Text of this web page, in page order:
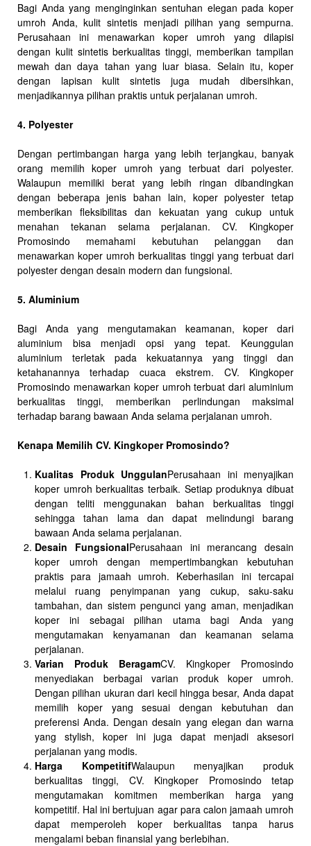
Bagi Anda yang menginginkan sentuhan elegan pada koper
umroh Anda, kulit sintetis menjadi pilihan yang sempurna.
Perusahaan ini menawarkan koper umroh yang dilapisi
dengan kulit sintetis berkualitas tinggi, memberikan tampilan
mewah dan daya tahan yang luar biasa. Selain itu, koper
dengan lapisan kulit sintetis juga mudah dibersihkan,
menjadikannya pilihan praktis untuk perjalanan umroh.
4. Polyester
Dengan pertimbangan harga yang lebih terjangkau, banyak
orang memilih koper umroh yang terbuat dari polyester.
Walaupun memiliki berat yang lebih ringan dibandingkan
dengan beberapa jenis bahan lain, koper polyester tetap
memberikan fleksibilitas dan kekuatan yang cukup untuk
menahan tekanan selama perjalanan. CV. Kingkoper
Promosindo memahami kebutuhan pelanggan dan
menawarkan koper umroh berkualitas tinggi yang terbuat dari
polyester dengan desain modern dan fungsional.
5. Aluminium
Bagi Anda yang mengutamakan keamanan, koper dari
aluminium bisa menjadi opsi yang tepat. Keunggulan
aluminium terletak pada kekuatannya yang tinggi dan
ketahanannya terhadap cuaca ekstrem. CV. Kingkoper
Promosindo menawarkan koper umroh terbuat dari aluminium
berkualitas tinggi, memberikan perlindungan maksimal
terhadap barang bawaan Anda selama perjalanan umroh.
Kenapa Memilih CV. Kingkoper Promosindo?
Kualitas Produk UnggulanPerusahaan ini menyajikan
koper umroh berkualitas terbaik. Setiap produknya dibuat
dengan teliti menggunakan bahan berkualitas tinggi
sehingga tahan lama dan dapat melindungi barang
bawaan Anda selama perjalanan.
Desain FungsionalPerusahaan ini merancang desain
koper umroh dengan mempertimbangkan kebutuhan
praktis para jamaah umroh. Keberhasilan ini tercapai
melalui ruang penyimpanan yang cukup, saku-saku
tambahan, dan sistem pengunci yang aman, menjadikan
koper ini sebagai pilihan utama bagi Anda yang
mengutamakan kenyamanan dan keamanan selama
perjalanan.
Varian Produk BeragamCV. Kingkoper Promosindo
menyediakan berbagai varian produk koper umroh.
Dengan pilihan ukuran dari kecil hingga besar, Anda dapat
memilih koper yang sesuai dengan kebutuhan dan
preferensi Anda. Dengan desain yang elegan dan warna
yang stylish, koper ini juga dapat menjadi aksesori
perjalanan yang modis.
Harga KompetitifWalaupun menyajikan produk
berkualitas tinggi, CV. Kingkoper Promosindo tetap
mengutamakan komitmen memberikan harga yang
kompetitif. Hal ini bertujuan agar para calon jamaah umroh
dapat memperoleh koper berkualitas tanpa harus
mengalami beban finansial yang berlebihan.